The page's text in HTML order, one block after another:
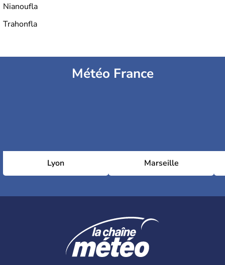
Nianoufla
Trahonfla
Météo France
Lyon Marseille